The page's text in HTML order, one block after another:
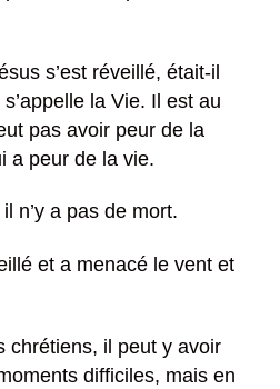
s’est réveillé, était-il
la Vie. Il est au
pas avoir peur de la
a peur de la vie.
n’y a pas de mort.
et a menacé le vent et
chrétiens, il peut y avoir
difficiles, mais en